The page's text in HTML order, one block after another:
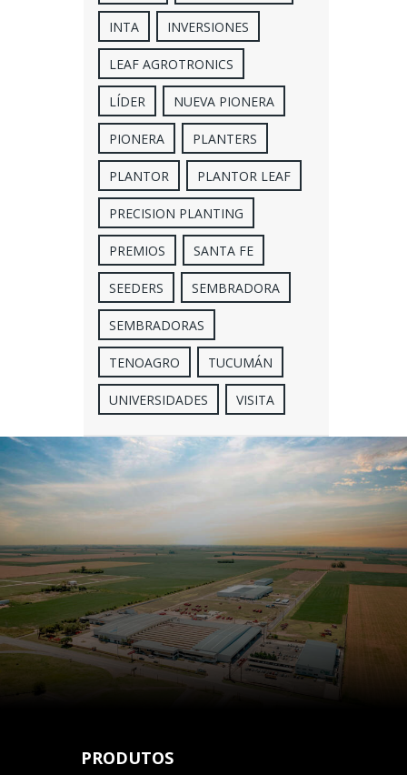
INTA INVERSIONES
LEAF AGROTRONICS
LÍDER NUEVA PIONERA
PIONERA PLANTERS
PLANTOR PLANTOR LEAF
PRECISION PLANTING
PREMIOS SANTA FE
SEEDERS SEMBRADORA
SEMBRADORAS
TENOAGRO TUCUMÁN
UNIVERSIDADES VISITA
PRODUTOS